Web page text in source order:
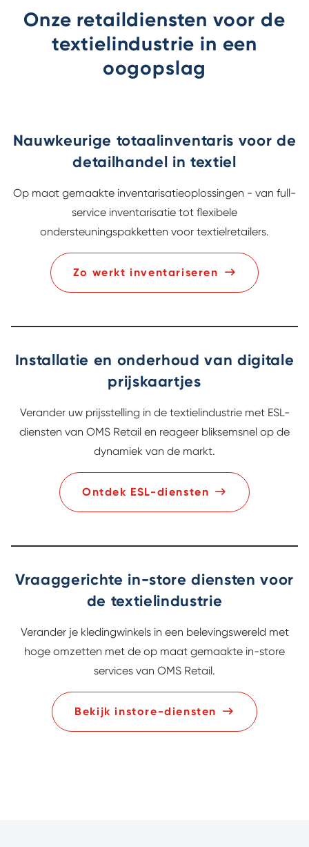
Onze retaildiensten voor de
textielindustrie in een
oogopslag
Nauwkeurige totaalinventaris voor de
detailhandel in textiel
Op maat gemaakte inventarisatieoplossingen - van full-
service inventarisatie tot flexibele
ondersteuningspakketten voor textielretailers.
Zo werkt inventariseren
Installatie en onderhoud van digitale
prijskaartjes
Verander uw prijsstelling in de textielindustrie met ESL-
diensten van OMS Retail en reageer bliksemsnel op de
dynamiek van de markt.
Ontdek ESL-diensten
Vraaggerichte in-store diensten voor
de textielindustrie
Verander je kledingwinkels in een belevingswereld met
hoge omzetten met de op maat gemaakte in-store
services van OMS Retail.
Bekijk instore-diensten